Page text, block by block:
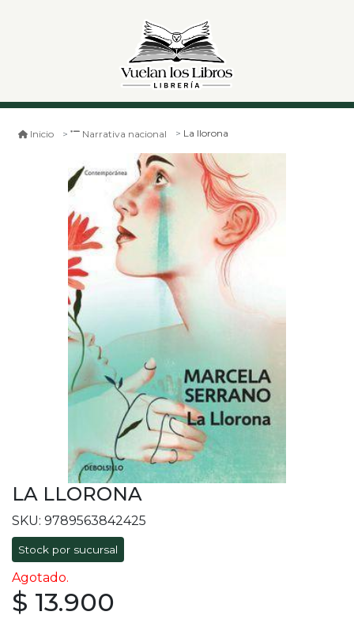
Inicio Narrativa nacional La llorona
LA LLORONA
SKU: 9789563842425
Stock por sucursal
Agotado.
$ 13.900